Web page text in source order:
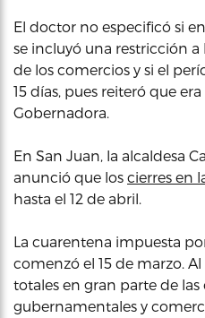
El doctor no especificó si
se incluyó una restricción
de los comercios y si el
15 días, pues reiteró que
Gobernadora.
En San Juan, la alcaldesa
anunció que los cierres en
hasta el 12 de abril.
La cuarentena impuesta
comenzó el 15 de marzo.
totales en gran parte de las
gubernamentales y